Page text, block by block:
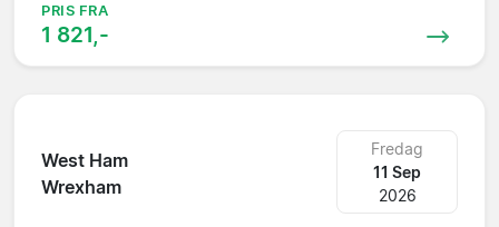
PRIS FRA
1 821,-
West Ham
Wrexham
Fredag
11 Sep
2026